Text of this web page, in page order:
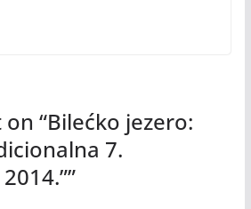
“Bilećko jezero:
7.
”